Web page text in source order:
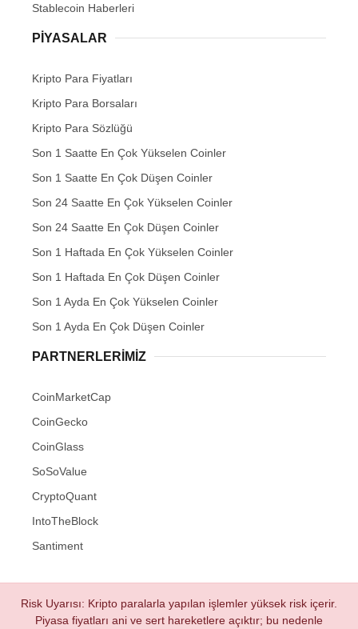
Stablecoin Haberleri
PIYASALAR
Kripto Para Fiyatları
Kripto Para Borsaları
Kripto Para Sözlüğü
Son 1 Saatte En Çok Yükselen Coinler
Son 1 Saatte En Çok Düşen Coinler
Son 24 Saatte En Çok Yükselen Coinler
Son 24 Saatte En Çok Düşen Coinler
Son 1 Haftada En Çok Yükselen Coinler
Son 1 Haftada En Çok Düşen Coinler
Son 1 Ayda En Çok Yükselen Coinler
Son 1 Ayda En Çok Düşen Coinler
PARTNERLERIMIZ
CoinMarketCap
CoinGecko
CoinGlass
SoSoValue
CryptoQuant
IntoTheBlock
Santiment
Risk Uyarısı: Kripto paralarla yapılan işlemler yüksek risk içerir.
Piyasa fiyatları ani ve sert hareketlere açıktır; bu nedenle